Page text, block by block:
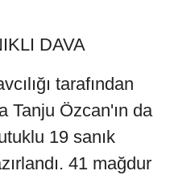
DAVA
tarafından
Tanju Özcan'ın da
19 sanık
41 mağdur